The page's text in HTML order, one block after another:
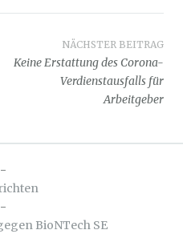
NÄCHSTER BEITRAG
Keine Erstattung des Corona-
Verdienstausfalls für
Arbeitgeber
-
-
BioNTech SE